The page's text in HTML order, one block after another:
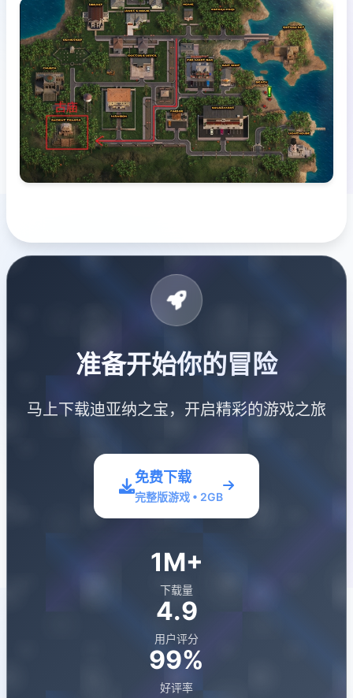
准备开始你的冒险
马上下载迪亚纳之宝，开启精彩的游戏之旅
免费下载
完整版游戏 • 2GB
1M+
下载量
4.9
用户评分
99%
好评率